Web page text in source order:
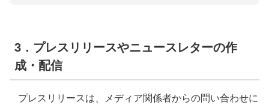
3．プレスリリースやニュースレターの作
成・配信
プレスリリースは、メディア関係者からの問い合わせに